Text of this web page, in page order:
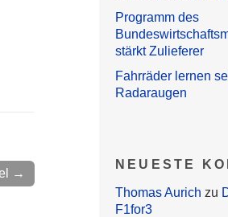
→
Programm des
stärkt Zulieferer
Fahrräder lernen
Radaraugen
NEUESTE
Thomas Aurich zu
F1for3